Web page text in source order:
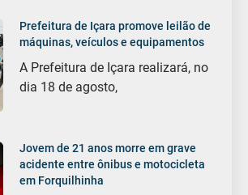
Prefeitura de Içara promove leilão de
máquinas, veículos e equipamentos
A Prefeitura de Içara realizará, no
dia 18 de agosto,
Jovem de 21 anos morre em grave
acidente entre ônibus e motocicleta
em Forquilhinha